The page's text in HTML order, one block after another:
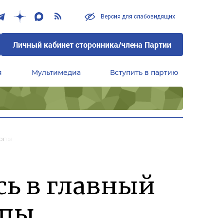
Версия для слабовидящих
Личный кабинет сторонника/члена Партии
Мультимедиа Вступить в партию
в главный